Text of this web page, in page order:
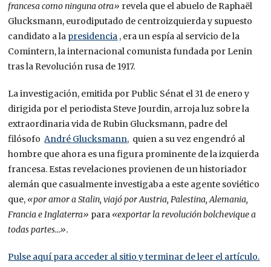
francesa como ninguna otra» revela que el abuelo de Raphaël
Glucksmann, eurodiputado de centroizquierda y supuesto
candidato a la presidencia , era un espía al servicio de la
Comintern, la internacional comunista fundada por Lenin
tras la Revolución rusa de 1917.
La investigación, emitida por Public Sénat el 31 de enero y
dirigida por el periodista Steve Jourdin, arroja luz sobre la
extraordinaria vida de Rubin Glucksmann, padre del
filósofoAndré Glucksmann, quien a su vez engendró al
hombre que ahora es una figura prominente de la izquierda
francesa. Estas revelaciones provienen de un historiador
alemán que casualmente investigaba a este agente soviético
que, «por amor a Stalin, viajó por Austria, Palestina, Alemania,
Francia e Inglaterra» para «exportar la revolución bolchevique a
todas partes…».
Pulse aquí para acceder al sitio y terminar de leer el artículo.